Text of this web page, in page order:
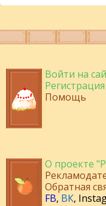
Войти на
Регистрация
Помощь
О проекте
Обратная
FB, ВК,